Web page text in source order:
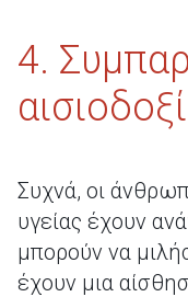
4.
Συχνά, οι
υγείας έχουν
μπορούν να
έχουν μια